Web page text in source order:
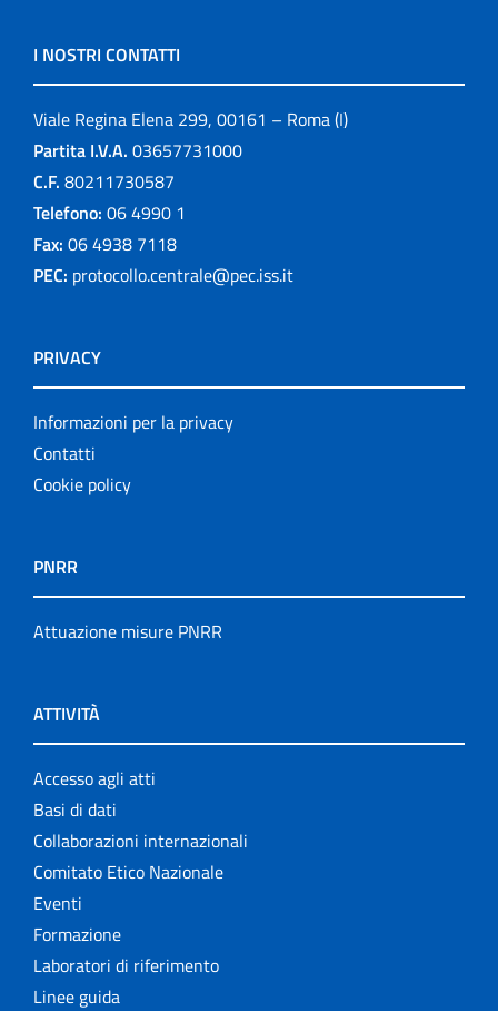
I NOSTRI CONTATTI
Viale Regina Elena 299, 00161 – Roma (I)
Partita I.V.A. 03657731000
C.F. 80211730587
Telefono: 06 4990 1
Fax: 06 4938 7118
PEC: protocollo.centrale@pec.iss.it
PRIVACY
Informazioni per la privacy
Contatti
Cookie policy
PNRR
Attuazione misure PNRR
ATTIVITÀ
Accesso agli atti
Basi di dati
Collaborazioni internazionali
Comitato Etico Nazionale
Eventi
Formazione
Laboratori di riferimento
Linee guida